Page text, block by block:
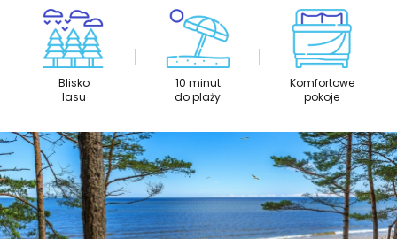
Blisko
lasu
10 minut
do plaży
Komfortowe
pokoje